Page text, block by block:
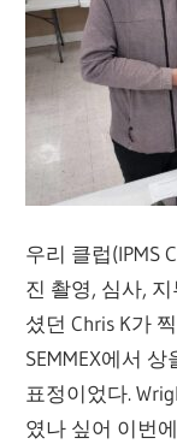
우리 클럽(IPMS
진 촬영, 심사,
셨던 Chris K가
SEMMEX에서
표정이었다.
였나 싶어 이번